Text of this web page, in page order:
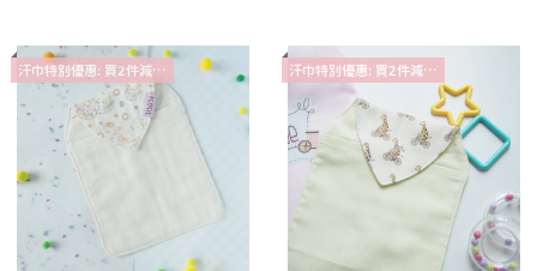
汗巾特別優惠: 買2件減$10 汗巾特別優惠: 買2件減$10